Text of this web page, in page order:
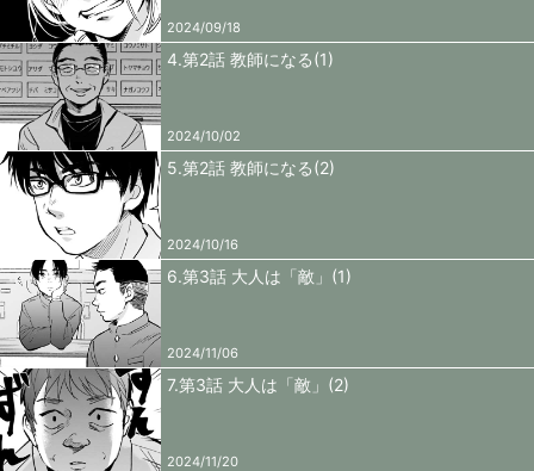
2024/09/18
4.第2話 教師になる(1)
2024/10/02
5.第2話 教師になる(2)
2024/10/16
6.第3話 大人は「敵」(1)
2024/11/06
7.第3話 大人は「敵」(2)
2024/11/20